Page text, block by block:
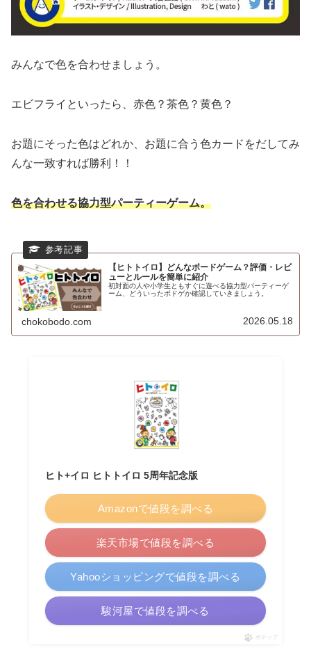
みんなで色を合わせましょう。
エビフライといったら、赤色？茶色？黄色？
お題にそった色はどれか、お題に合う色カードをだしてみ
んな一致すれば勝利！！
色を合わせる協力型パーティーゲーム。
【ヒトトイロ】どんなボードゲーム？評価・レビ
ューとルールを簡単に紹介
初対面の人や小学生ともすぐに遊べる協力型パーティーゲ
ーム、どういったボドゲか確認していきましょう。
chokobodo.com 2026.05.18
ヒト+イロ ヒトトイロ 5周年記念版
Amazonで値段を調べる
楽天市場で値段を調べる
Yahooショッピングで値段を調べる
駿河屋で値段を調べる
ポチップ